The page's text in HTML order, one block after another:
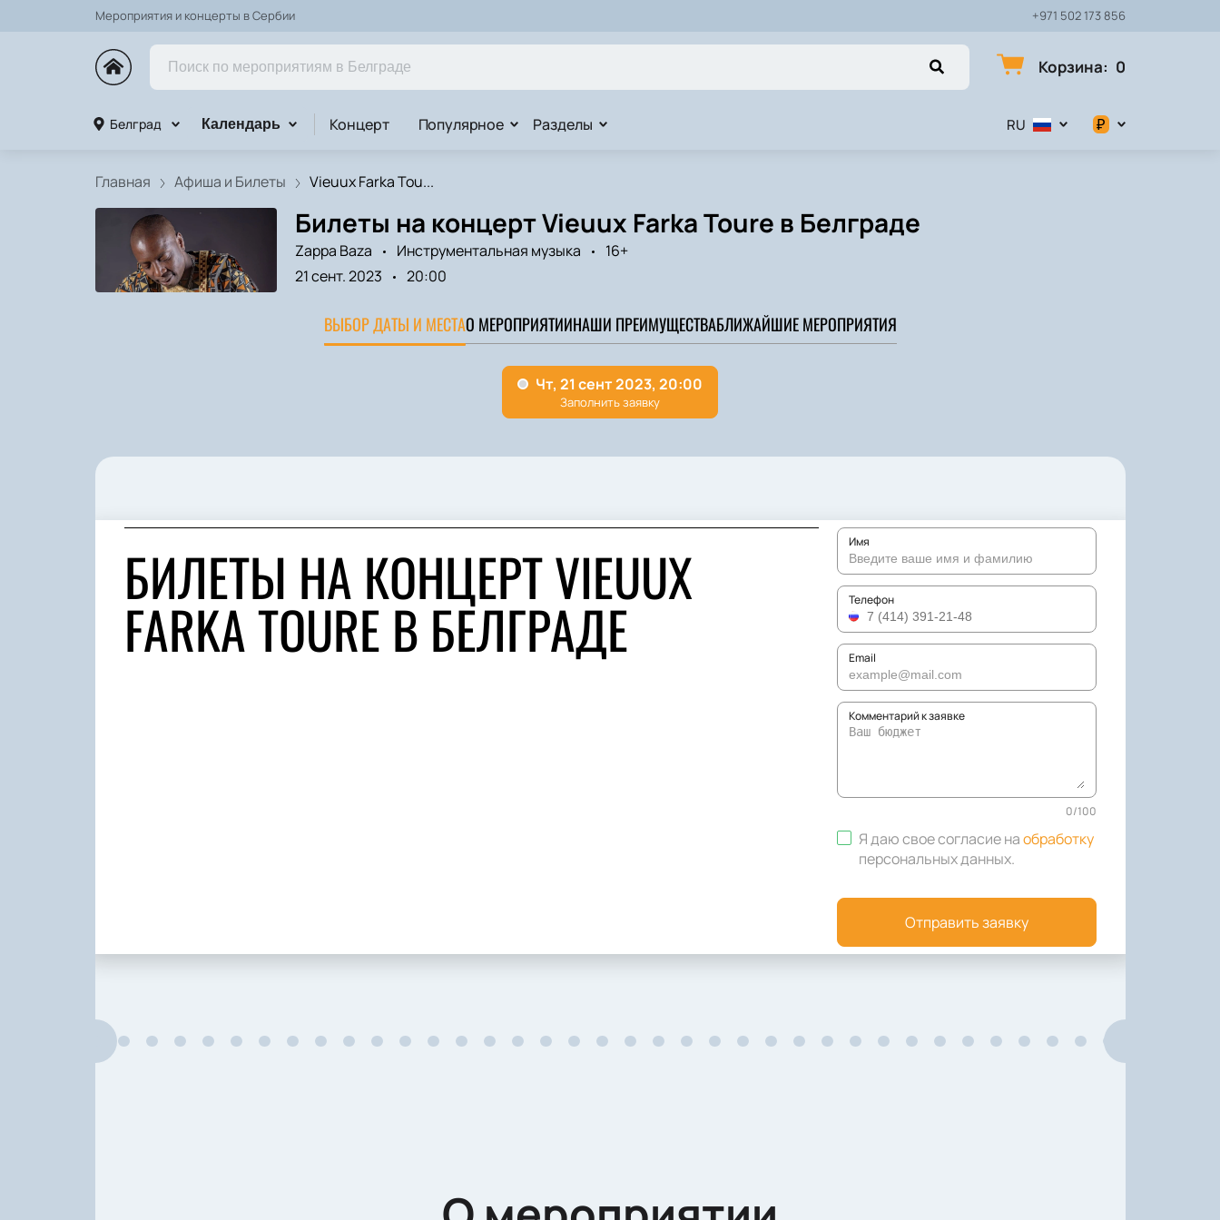
Мероприятия и концерты в Сербии +971 502 173 856
Корзина: 0
Белград Календарь Концерт Популярное Разделы RU ₽
Главная Афиша и Билеты Vieuux Farka Tou...
Билеты на концерт Vieuux Farka Toure в Белграде
Zappa Baza Инструментальная музыка
16+
21 сент. 2023
20:00
ВЫБОР ДАТЫ И МЕСТАО МЕРОПРИЯТИИНАШИ ПРЕИМУЩЕСТВАБЛИЖАЙШИЕ МЕРОПРИЯТИЯ
БИЛЕТЫ НА КОНЦЕРТ VIEUUX
FARKA TOURE В БЕЛГРАДЕ
Имя
Телефон
Email
Комментарий к заявке
0/100
Я даю свое согласие наобработку
персональных данных.
Отправить заявку